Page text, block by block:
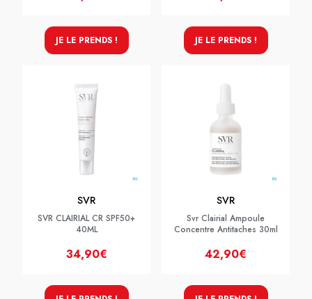
JE LE PRENDS ! JE LE PRENDS !
SVR
SVR CLAIRIAL CR SPF50+
40ML
34,90€
SVR
Svr Clairial Ampoule
Concentre Antitaches 30ml
42,90€